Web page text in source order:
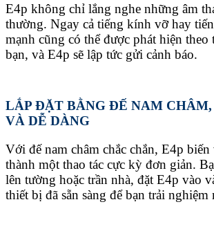
E4p không chỉ lắng nghe những âm
thường. Ngay cả tiếng kính vỡ hay
mạnh cũng có thể được phát hiện theo
bạn, và E4p sẽ lập tức gửi cảnh báo.
LẮP ĐẶT BẰNG ĐẾ NAM
VÀ DỄ DÀNG
Với đế nam châm chắc chắn, E4p
thành một thao tác cực kỳ đơn giản.
lên tường hoặc trần nhà, đặt E4p vào
thiết bị đã sẵn sàng để bạn trải